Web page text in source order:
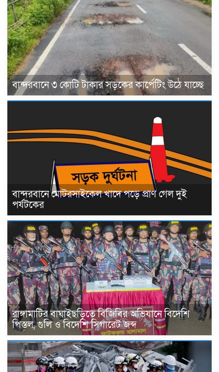
বান্দরবানে ৩ কোটি টাকার সড়কের কার্পেটিং উঠে যাচ্ছে
বান্দরবানে মোটরসাইকেল খাদে পড়ে প্রাণ গেল দুই
পর্যটকের
রাঙ্গামাটির বাঘাইছড়িতে বিজিবির অভিযানে বিদেশি
পিস্তল, গুলি ও বিদেশি সিগারেট জব্দ